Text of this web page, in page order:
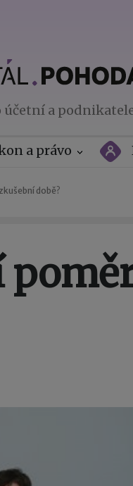
účetní a
a právo
době?